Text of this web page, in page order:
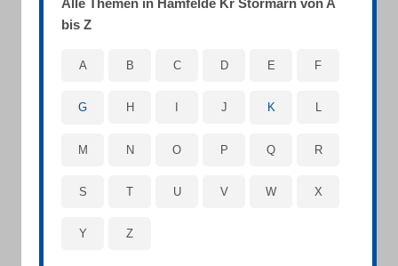
Alle Themen in Hamfelde Kr Stormarn von A
bis Z
A B C D E F
G H J K L
M N O P Q R
S T U V W X
Y Z